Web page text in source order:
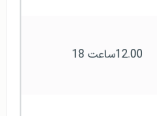
12.00ساعت 18